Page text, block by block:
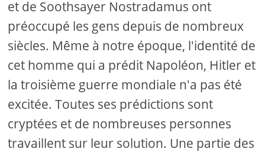
et de Soothsayer Nostradamus ont
préoccupé les gens depuis de nombreux
siècles. Même à notre époque, l'identité de
cet homme qui a prédit Napoléon, Hitler et
la troisième guerre mondiale n'a pas été
excitée. Toutes ses prédictions sont
cryptées et de nombreuses personnes
travaillent sur leur solution. Une partie des